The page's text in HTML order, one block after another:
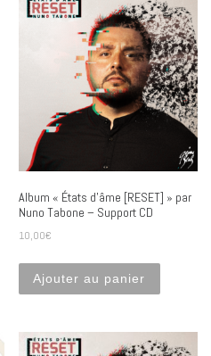
Album « États d’âme [RESET] » par
Nuno Tabone – Support CD
10,00€
Ajouter au panier